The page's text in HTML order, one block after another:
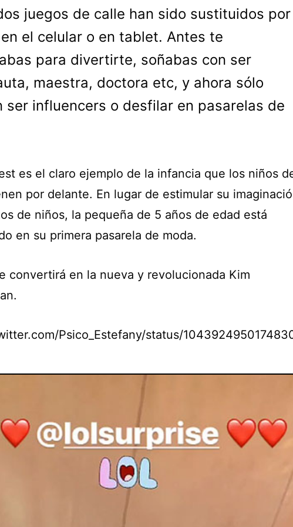
juegos de calle han sido sustituidos por
el celular o en tablet. Antes te
para divertirte, soñabas con ser
maestra, doctora etc, y ahora sólo
ser influencers o desfilar en pasarelas de
es el claro ejemplo de la infancia que los niños
por delante. En lugar de estimular su
de niños, la pequeña de 5 años de edad está
en su primera pasarela de moda.
convertirá en la nueva y revolucionada Kim
Psico_Estefany/status/